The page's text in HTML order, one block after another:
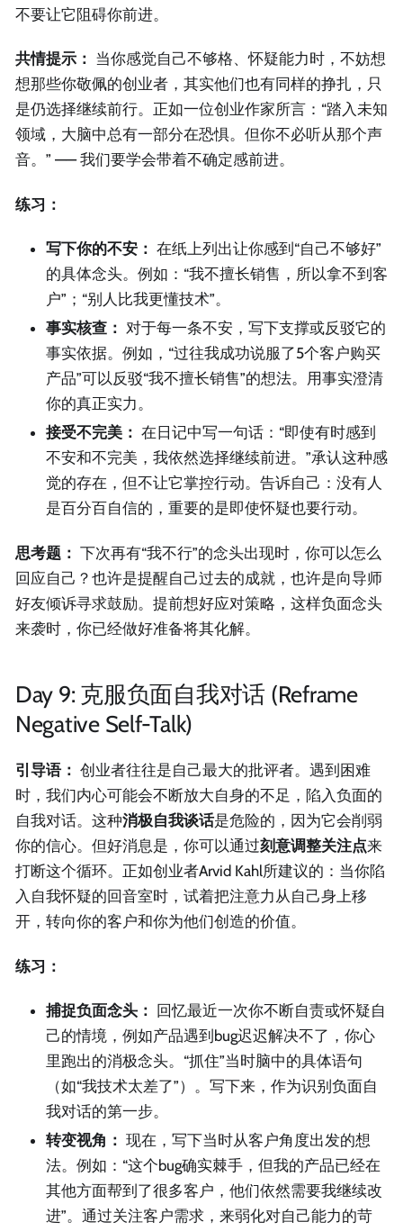
不要让它阻碍你前进。
共情提示： 当你感觉自己不够格、怀疑能力时，不妨想
想那些你敬佩的创业者，其实他们也有同样的挣扎，只
是仍选择继续前行。正如一位创业作家所言：“踏入未知
领域，大脑中总有一部分在恐惧。但你不必听从那个声
音。” —— 我们要学会带着不确定感前进。
练习：
写下你的不安： 在纸上列出让你感到“自己不够好”
的具体念头。例如：“我不擅长销售，所以拿不到客
户”；“别人比我更懂技术”。
事实核查： 对于每一条不安，写下支撑或反驳它的
事实依据。例如，“过往我成功说服了5个客户购买
产品”可以反驳“我不擅长销售”的想法。用事实澄清
你的真正实力。
接受不完美： 在日记中写一句话：“即使有时感到
不安和不完美，我依然选择继续前进。”承认这种感
觉的存在，但不让它掌控行动。告诉自己：没有人
是百分百自信的，重要的是即使怀疑也要行动。
思考题： 下次再有“我不行”的念头出现时，你可以怎么
回应自己？也许是提醒自己过去的成就，也许是向导师
好友倾诉寻求鼓励。提前想好应对策略，这样负面念头
来袭时，你已经做好准备将其化解。
Day 9: 克服负面自我对话 (Reframe
Negative Self-Talk)
引导语： 创业者往往是自己最大的批评者。遇到困难
时，我们内心可能会不断放大自身的不足，陷入负面的
自我对话。这种消极自我谈话是危险的，因为它会削弱
你的信心。但好消息是，你可以通过刻意调整关注点来
打断这个循环。正如创业者Arvid Kahl所建议的：当你陷
入自我怀疑的回音室时，试着把注意力从自己身上移
开，转向你的客户和你为他们创造的价值。
练习：
捕捉负面念头： 回忆最近一次你不断自责或怀疑自
己的情境，例如产品遇到bug迟迟解决不了，你心
里跑出的消极念头。“抓住”当时脑中的具体语句
（如“我技术太差了”）。写下来，作为识别负面自
我对话的第一步。
转变视角： 现在，写下当时从客户角度出发的想
法。例如：“这个bug确实棘手，但我的产品已经在
其他方面帮到了很多客户，他们依然需要我继续改
进”。通过关注客户需求，来弱化对自己能力的苛